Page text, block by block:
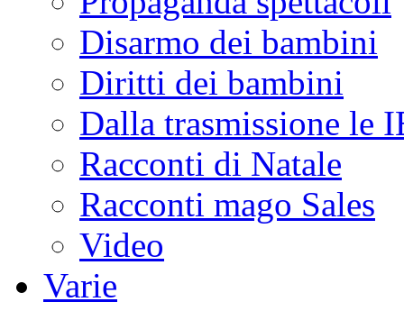
Disarmo dei bambini
Diritti dei bambini
Dalla trasmissione le
Racconti di Natale
Racconti mago Sales
Video
Varie